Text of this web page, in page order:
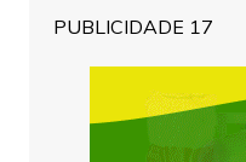
PUBLICIDADE 17